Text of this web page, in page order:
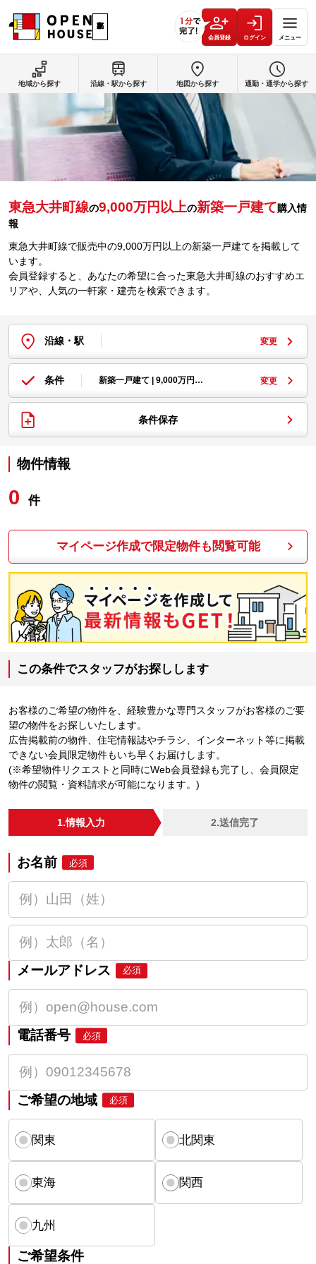
会員登録 ログイン メニュー
東急大井町線の9,000万円以上の新築一戸建て購入情
報
東急大井町線で販売中の9,000万円以上の新築一戸建てを掲載して
います。
会員登録すると、あなたの希望に合った東急大井町線のおすすめエ
リアや、人気の一軒家・建売を検索できます。
沿線・駅 変更
条件 新築一戸建て | 9,000万円… 変更
条件保存
物件情報
0 件
マイページ作成で限定物件も閲覧可能
この条件でスタッフがお探しします
お客様のご希望の物件を、経験豊かな専門スタッフがお客様のご要
望の物件をお探しいたします。
広告掲載前の物件、住宅情報誌やチラシ、インターネット等に掲載
できない会員限定物件もいち早くお届けします。
(※希望物件リクエストと同時にWeb会員登録も完了し、会員限定
物件の閲覧・資料請求が可能になります。)
1.情報入力 2.送信完了
お名前 必須
メールアドレス 必須
電話番号 必須
ご希望の地域 必須
関東 北関東
東海 関西
九州
ご希望条件
地域から探す 沿線・駅から探す 地図から探す 通勤・通学から探す